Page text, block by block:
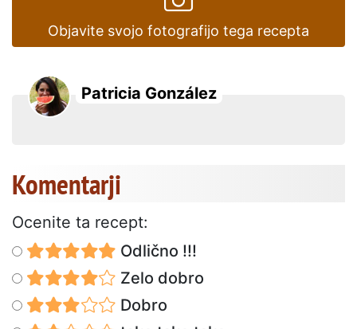
Objavite svojo fotografijo tega recepta
Patricia González
Komentarji
Ocenite ta recept:
Odlično !!!
Zelo dobro
Dobro